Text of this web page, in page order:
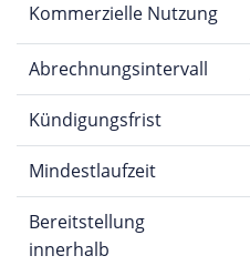
Kommerzielle Nutzung
Abrechnungsintervall
Kündigungsfrist
Mindestlaufzeit
Bereitstellung
innerhalb